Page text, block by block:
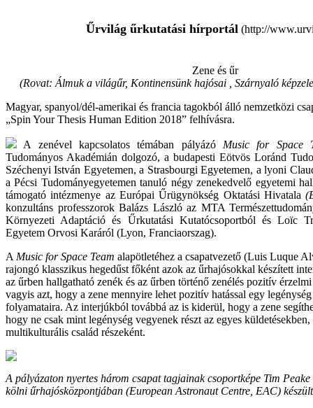
Űrvilág űrkutatási hírportál (http://
Zene és űr
(Rovat: Álmuk a világűr, Kontinensünk hajósai , Szárnyaló
Magyar, spanyol/dél-amerikai és francia tagokból álló nemzetközi
„Spin Your Thesis Human Edition 2018” felhívásra.
A zenével kapcsolatos témában pályázó Music for Space
Tudományos Akadémián dolgozó, a budapesti Eötvös Loránd
Széchenyi István Egyetemen, a Strasbourgi Egyetemen, a lyoni
a Pécsi Tudományegyetemen tanuló négy zenekedvelő egyetemi
támogató intézmenye az Európai Űrügynökség Oktatási Hivatala
konzultáns professzorok Balázs László az MTA
Környezeti Adaptáció és Űrkutatási Kutatócsoportból és Loïc
Egyetem Orvosi Karáról (Lyon, Franciaorszag).
A Music for Space Team alapötletéhez a csapatvezető (Luis Luque
rajongó klasszikus hegedűst főként azok az űrhajósokkal készített
az űrben hallgatható zenék és az űrben történő zenélés pozitív
vagyis azt, hogy a zene mennyire lehet pozitív hatással egy
folyamataira. Az interjúkból továbbá az is kiderül, hogy a zene
hogy ne csak mint legénység vegyenek részt az egyes
multikulturális család részeként.
A pályázaton nyertes három csapat tagjainak csoportképe Tim
kölni űrhajósközpontjában (European Astronaut Centre, EAC)